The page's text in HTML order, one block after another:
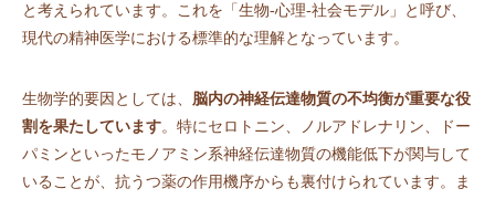
と考えられています。これを「生物-心理-社会モデル」と呼び、
現代の精神医学における標準的な理解となっています。
生物学的要因としては、 脳内の神経伝達物質の不均衡が重要な役
割を果たしています。特にセロトニン、ノルアドレナリン、ドー
パミンといったモノアミン系神経伝達物質の機能低下が関与して
いることが、抗うつ薬の作用機序からも裏付けられています。ま